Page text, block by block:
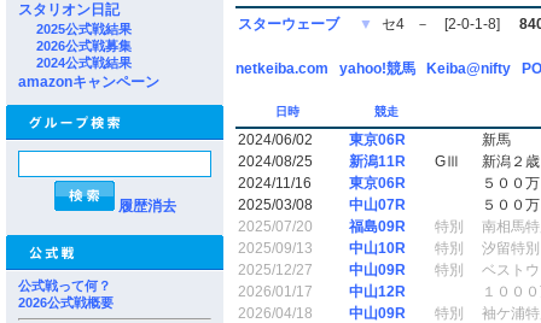
スタリオン日記
2025公式戦結果
2026公式戦募集
2024公式戦結果
amazonキャンペーン
履歴消去
公式戦って何？
2026公式戦概要
スターウェーブ ▼ セ4 － [2-0-1-8]
netkeiba.com yahoo!競馬 Keiba@nifty
日時 競走
2024/06/02 東京06R
新馬
2024/08/25
新潟11R GⅢ
新潟２
2024/11/16
東京06R
５００
2025/03/08
中山07R
５００
2025/07/20
福島09R 特別
南相馬
2025/09/13
中山10R 特別
汐留特別
2025/12/27
中山09R 特別
ベスト
2026/01/17
中山12R
１００
2026/04/18
中山09R 特別
袖ケ浦